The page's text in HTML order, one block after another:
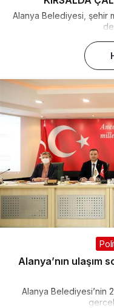
Alanya Belediyesi, şehir
de
Alanya’nın ulaşım
Alanya Belediyesi’nin